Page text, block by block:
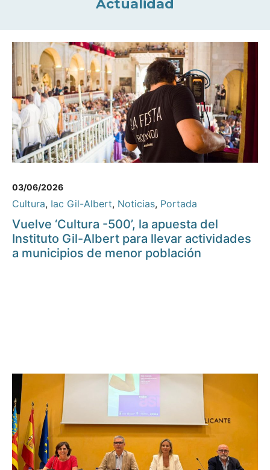
Actualidad
03/06/2026
Cultura, Iac Gil-Albert, Noticias, Portada
Vuelve ‘Cultura -500’, la apuesta del
Instituto Gil-Albert para llevar actividades
a municipios de menor población